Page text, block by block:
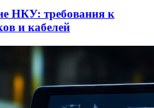
НКУ: требования к
и кабелей